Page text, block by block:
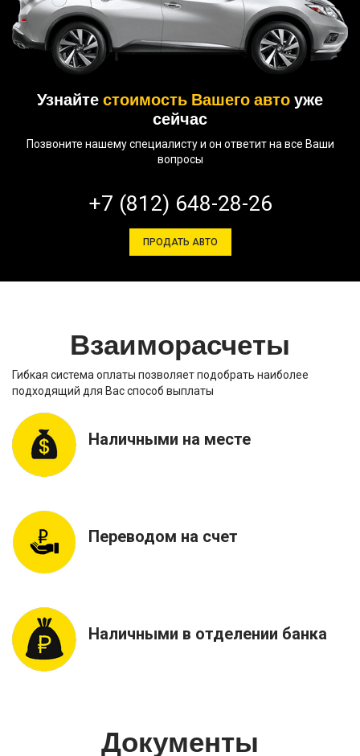
Узнайтестоимость Вашего автоуже
сейчас
Позвоните нашему специалисту и он ответит на все Ваши
вопросы
+7 (812) 648-28-26
ПРОДАТЬ АВТО
Взаиморасчеты
Гибкая система оплаты позволяет подобрать наиболее
подходящий для Вас способ выплаты
Наличными на месте
Переводом на счет
Наличными в отделении банка
Документы